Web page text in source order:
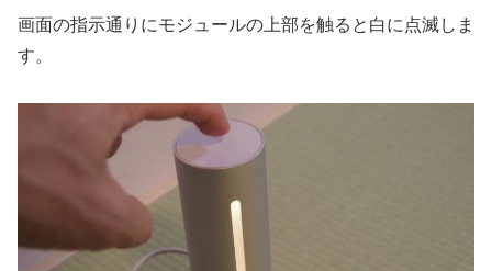
画面の指示通りにモジュールの上部を触ると白に点滅しま
す。